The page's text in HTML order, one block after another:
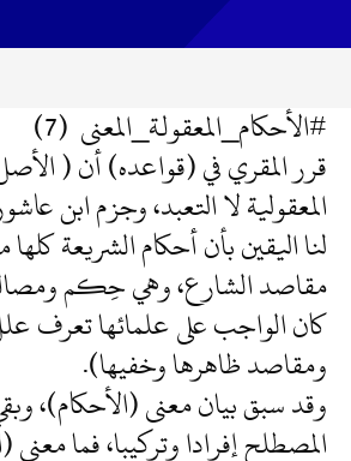
#الأحكام_المعقولة_المعنى (7)
قرر المقري في (قواعده) أن (
المعقولية لا التعبد، وجزم ابن
لنا اليقين بأن أحكام الشريعة
مقاصد الشارع، وهي حِكم
كان الواجب على علمائها تعرف
ومقاصد ظاهرها وخفيها).
وقد سبق بيان معنى (الأحكام)،
المصطلح إفرادا وتركيبا، فما معنى